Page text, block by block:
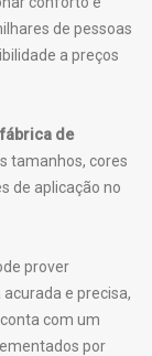
de pessoas
a preços
fábrica de
tamanhos, cores
de aplicação no
prover
e precisa,
conta com um
por